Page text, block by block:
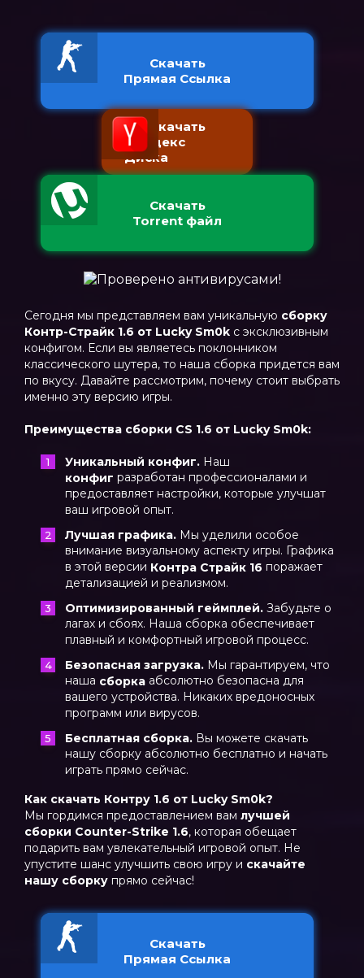
Скачать
Прямая Ссылка
Скачать
с Яндекс
Диска
Скачать
Torrent файл
Сегодня мы представляем вам уникальную сборку
Контр-Страйк 1.6 от Lucky Sm0k с эксклюзивным
конфигом. Если вы являетесь поклонником
классического шутера, то наша сборка придется вам
по вкусу. Давайте рассмотрим, почему стоит выбрать
именно эту версию игры.
Преимущества сборки CS 1.6 от Lucky Sm0k:
Уникальный конфиг. Наш
конфиг разработан профессионалами и
предоставляет настройки, которые улучшат
ваш игровой опыт.
Лучшая графика. Мы уделили особое
внимание визуальному аспекту игры. Графика
в этой версии Контра Страйк 16 поражает
детализацией и реализмом.
Оптимизированный геймплей. Забудьте о
лагах и сбоях. Наша сборка обеспечивает
плавный и комфортный игровой процесс.
Безопасная загрузка. Мы гарантируем, что
наша сборка абсолютно безопасна для
вашего устройства. Никаких вредоносных
программ или вирусов.
Бесплатная сборка. Вы можете скачать
нашу сборку абсолютно бесплатно и начать
играть прямо сейчас.
Как скачать Контру 1.6 от Lucky Sm0k?
Мы гордимся предоставлением вам лучшей
сборки Counter-Strike 1.6, которая обещает
подарить вам увлекательный игровой опыт. Не
упустите шанс улучшить свою игру и скачайте
нашу сборку прямо сейчас!
Скачать
Прямая Ссылка